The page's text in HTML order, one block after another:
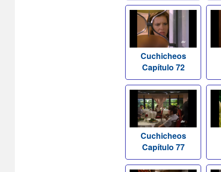
Cuchicheos
Capítulo 72
Cuchicheos
Capítulo 77